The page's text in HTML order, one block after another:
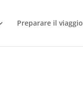
Preparare il viaggio